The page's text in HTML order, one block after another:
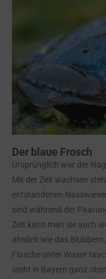
Der blaue Frosch
Ursprünglich war der
Mit der Zeit wachsen
entstandenen
sind während der
Zeit kann man sie auch
ähnlich wie das
Flasche unter Waser
steht in Bayern ganz